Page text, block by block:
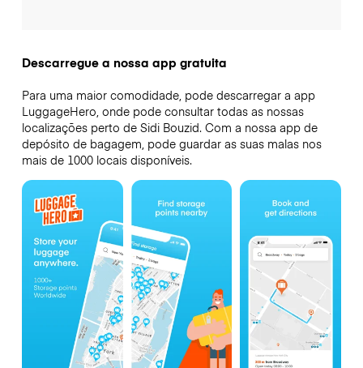
Descarregue a nossa app gratuita
Para uma maior comodidade, pode descarregar a app
LuggageHero, onde pode consultar todas as nossas
localizações perto de Sidi Bouzid. Com a nossa app de
depósito de bagagem, pode guardar as suas malas nos
mais de 1000 locais disponíveis.